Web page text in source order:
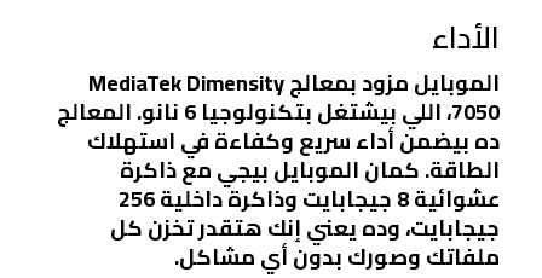
الأداء
الموبايل مزود بمعالجMediaTek Dimensity
7050 ، اللي بيشتغل بتكنولوجيا 6 نانو. المعالج
ده بيضمن أداء سريع وكفاءة في استهلاك
الطاقة. كمان الموبايل بيجي مع ذاكرة
عشوائية 8 جيجابايت وذاكرة داخلية 256
جيجابايت، وده يعني إنك هتقدر تخزن كل
ملفاتك وصورك بدون أي مشاكل.